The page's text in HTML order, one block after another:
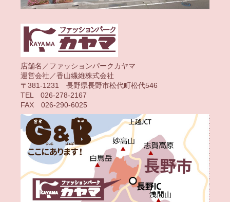
店舗名／ファッションパークカヤマ
運営会社／香山繊維株式会社
〒381-1231 長野県長野市松代町松代546
TEL 026-278-2167
FAX 026-290-6025